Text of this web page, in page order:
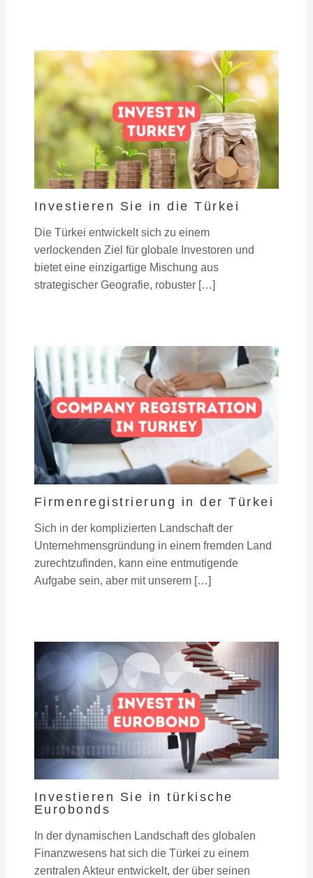
Investieren Sie in die Türkei
Die Türkei entwickelt sich zu einem
verlockenden Ziel für globale Investoren und
bietet eine einzigartige Mischung aus
strategischer Geografie, robuster […]
Firmenregistrierung in der Türkei
Sich in der komplizierten Landschaft der
Unternehmensgründung in einem fremden Land
zurechtzufinden, kann eine entmutigende
Aufgabe sein, aber mit unserem […]
Investieren Sie in türkische
Eurobonds
In der dynamischen Landschaft des globalen
Finanzwesens hat sich die Türkei zu einem
zentralen Akteur entwickelt, der über seinen